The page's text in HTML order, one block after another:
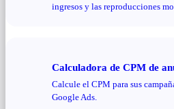
ingresos y las reproducciones
Calculadora de CPM de
Calcule el CPM para sus
Google Ads.